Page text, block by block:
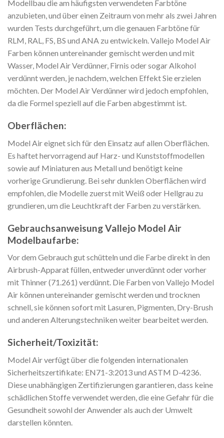
Modellbau die am häufigsten verwendeten Farbtöne
anzubieten, und über einen Zeitraum von mehr als zwei Jahren
wurden Tests durchgeführt, um die genauen Farbtöne für
RLM, RAL, FS, BS und ANA zu entwickeln. Vallejo Model Air
Farben können untereinander gemischt werden und mit
Wasser, Model Air Verdünner, Firnis oder sogar Alkohol
verdünnt werden, je nachdem, welchen Effekt Sie erzielen
möchten. Der Model Air Verdünner wird jedoch empfohlen,
da die Formel speziell auf die Farben abgestimmt ist.
Oberflächen:
Model Air eignet sich für den Einsatz auf allen Oberflächen.
Es haftet hervorragend auf Harz- und Kunststoffmodellen
sowie auf Miniaturen aus Metall und benötigt keine
vorherige Grundierung. Bei sehr dunklen Oberflächen wird
empfohlen, die Modelle zuerst mit Weiß oder Hellgrau zu
grundieren, um die Leuchtkraft der Farben zu verstärken.
Gebrauchsanweisung Vallejo Model Air
Modelbaufarbe:
Vor dem Gebrauch gut schütteln und die Farbe direkt in den
Airbrush-Apparat füllen, entweder unverdünnt oder vorher
mit Thinner (71.261) verdünnt. Die Farben von Vallejo Model
Air können untereinander gemischt werden und trocknen
schnell, sie können sofort mit Lasuren, Pigmenten, Dry-Brush
und anderen Alterungstechniken weiter bearbeitet werden.
Sicherheit/Toxizität:
Model Air verfügt über die folgenden internationalen
Sicherheitszertifikate: EN71-3:2013 und ASTM D-4236.
Diese unabhängigen Zertifizierungen garantieren, dass keine
schädlichen Stoffe verwendet werden, die eine Gefahr für die
Gesundheit sowohl der Anwender als auch der Umwelt
darstellen könnten.